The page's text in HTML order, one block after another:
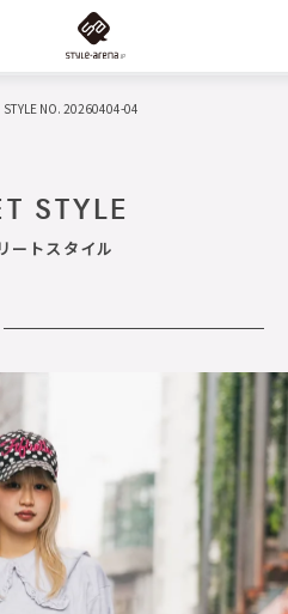
STYLE NO. 20260404-04
STYLE
ートスタイル